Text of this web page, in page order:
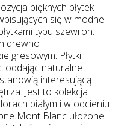
pięknych płytek
się w modne
typu szewron.
drewno
gresowym. Płytki
naturalne
interesującą
Jest to kolekcja
białym i w odcieniu
Mont Blanc ułożone